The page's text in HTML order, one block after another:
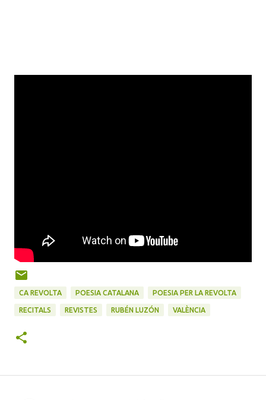
CA REVOLTA POESIA CATALANA POESIA PER LA REVOLTA
RECITALS REVISTES RUBÉN LUZÓN VALÈNCIA